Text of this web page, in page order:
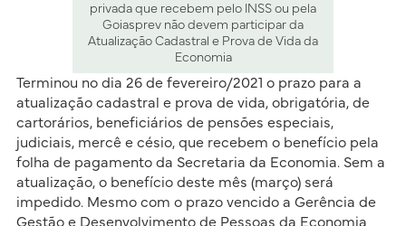
privada que recebem pelo INSS ou pela
Goiasprev não devem participar da
Atualização Cadastral e Prova de Vida da
Economia
Terminou no dia 26 de fevereiro/2021 o prazo para a
atualização cadastral e prova de vida, obrigatória, de
cartorários, beneficiários de pensões especiais,
judiciais, mercê e césio, que recebem o benefício pela
folha de pagamento da Secretaria da Economia. Sem a
atualização, o benefício deste mês (março) será
impedido. Mesmo com o prazo vencido a Gerência de
Gestão e Desenvolvimento de Pessoas da Economia